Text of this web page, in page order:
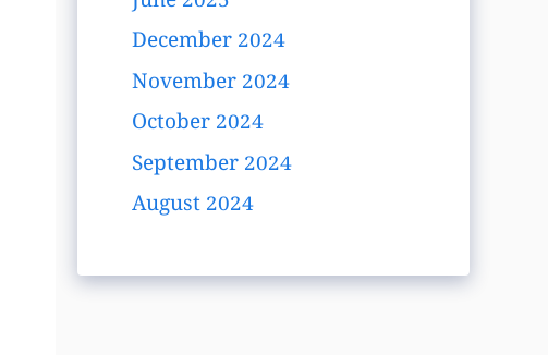
December 2024
November 2024
October 2024
September 2024
August 2024